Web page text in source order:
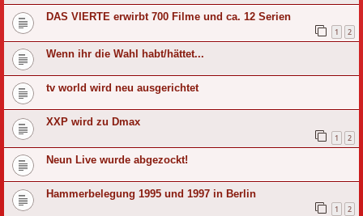
DAS VIERTE erwirbt 700 Filme und ca. 12 Serien
1 2
Wenn ihr die Wahl habt/hättet...
tv world wird neu ausgerichtet
XXP wird zu Dmax
1 2
Neun Live wurde abgezockt!
Hammerbelegung 1995 und 1997 in Berlin
1 2